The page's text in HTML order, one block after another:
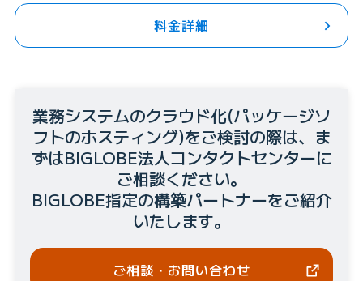
料金詳細
業務システムのクラウド化(パッケージソ
フトのホスティング)をご検討の際は、ま
ずはBIGLOBE法人コンタクトセンターに
ご相談ください。
BIGLOBE指定の構築パートナーをご紹介
いたします。
ご相談・お問い合わせ